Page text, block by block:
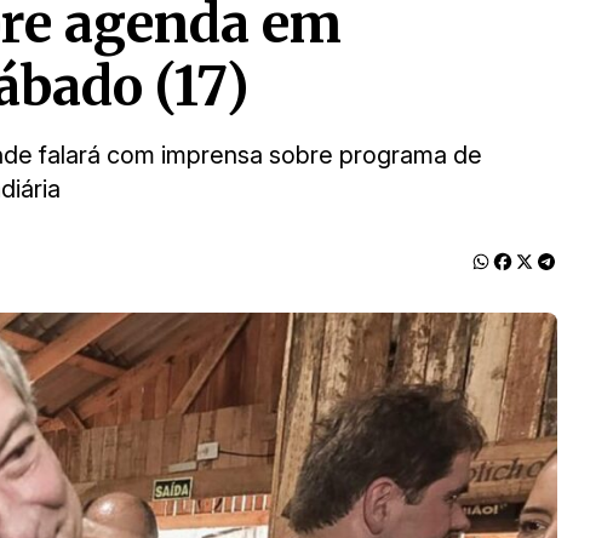
agenda em
(17)
falará com imprensa sobre programa de